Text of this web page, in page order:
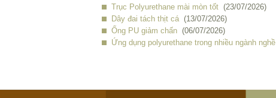
Trục Polyurethane mài mòn tốt (23/07/2026)
Dây đai tách thịt cá (13/07/2026)
Ống PU giảm chấn (06/07/2026)
Ứng dụng polyurethane trong nhiều ngành nghề